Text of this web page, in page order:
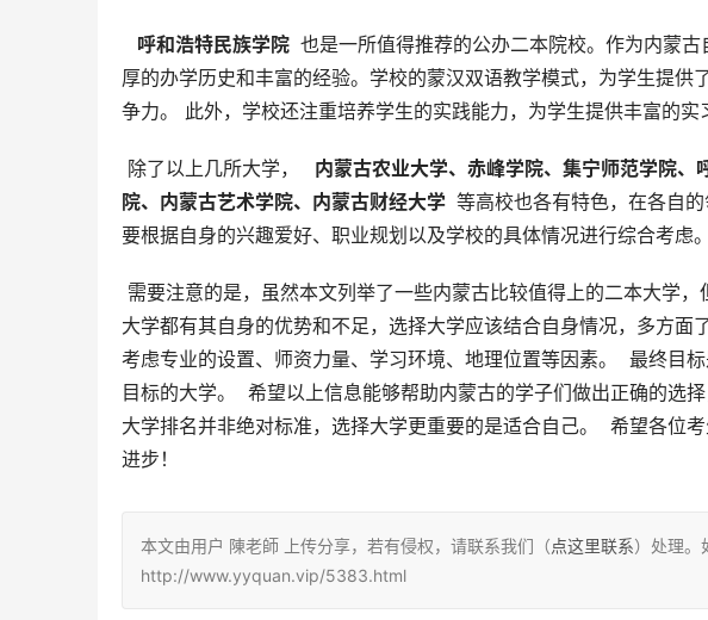
  呼和浩特民族学院
也是一所值得推荐的公办二本院校。作为内蒙
厚的办学历史和丰富的经验。学校的蒙汉双语教学模式，为学生提供
争力。 此外，学校还注重培养学生的实践能力，为学生提供丰富的实
除了以上几所大学，
内蒙古农业大学、赤峰学院、集宁师范学院
院、内蒙古艺术学院、内蒙古财经大学 等高校也各有特色，在各自
要根据自身的兴趣爱好、职业规划以及学校的具体情况进行综合考虑。
大学都有其自身的优势和不足，选择大学应该结合自身情况，多方
考虑专业的设置、师资力量、学习环境、地理位置等因素。  最终目
目标的大学。  希望以上信息能够帮助内蒙古的学子们做出正确的选
大学排名并非绝对标准，选择大学更重要的是适合自己。  希望各位
进步！
本文由用户 陳老師 上传分享，若有侵权，请联系我们（点这里联系）处理。
http://www.yyquan.vip/5383.html